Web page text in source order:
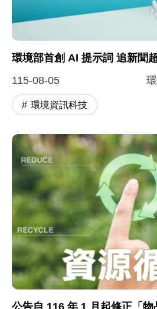
環境部首創 AI 提示詞 追新聞
115-08-05
環境資訊科技
公告自 116 年 1 月起修正「